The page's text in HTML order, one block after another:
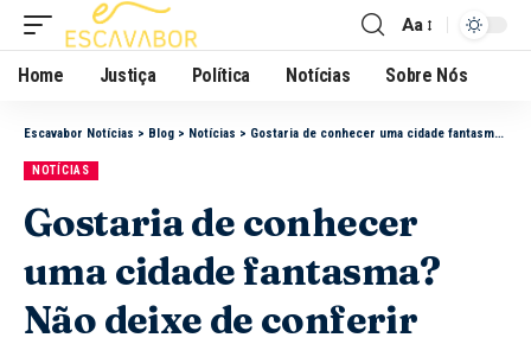
Aa
Home Justiça Política Notícias Sobre Nós
Escavabor Notícias > Blog > Notícias > Gostaria de conhecer uma cidade fantasma? Não deixe de conferir esses roteiros de viagens!
NOTÍCIAS
Gostaria de conhecer
uma cidade fantasma?
Não deixe de conferir